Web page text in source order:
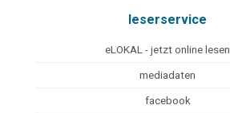
leserservice
eLOKAL - jetzt online lesen
mediadaten
facebook